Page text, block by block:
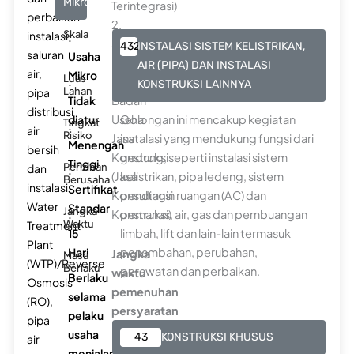
perbaikan
instalasi
saluran
air,
pipa
distribusi
air
bersih
dan
instalasi
Water
Treatment
Plant
(WTP)/Reverse
Osmosis
(RO),
pipa
air
Skala
:
Usaha
Mikro
Luas
Lahan
:
Tidak
diatur
Tingkat
Risiko
:
Menengah
Tinggi
Perizinan
Berusaha
:
Sertifikat
Standar
Jangka
Waktu
:
15
Hari
Masa
Berlaku
:
Berlaku
selama
pelaku
usaha
Terintegrasi)
2.
Standar
Penetapan
Kemampuan
Badan
Usaha
Jasa
Konstruksi
(Jasa
Konsultansi
Konstruksi)
Jangka
waktu
pemenuhan
persyaratan
432INSTALASI SISTEM KELISTRIKAN,
AIR (PIPA) DAN INSTALASI
KONSTRUKSI LAINNYA
Golongan ini mencakup kegiatan
instalasi yang mendukung fungsi dari
gedung, seperti instalasi sistem
kelistrikan, pipa ledeng, sistem
pendingin ruangan (AC) dan
pemanas, air, gas dan pembuangan
limbah, lift dan lain-lain termasuk
penambahan, perubahan,
perawatan dan perbaikan.
43 KONSTRUKSI KHUSUS